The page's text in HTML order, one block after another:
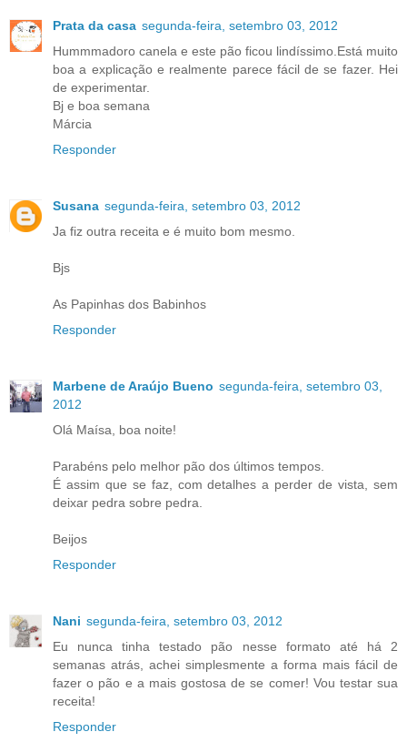
Prata da casa segunda-feira, setembro 03, 2012
Hummmadoro canela e este pão ficou lindíssimo.Está muito
boa a explicação e realmente parece fácil de se fazer. Hei
de experimentar.
Bj e boa semana
Márcia
Responder
Susana segunda-feira, setembro 03, 2012
Ja fiz outra receita e é muito bom mesmo.
Bjs
As Papinhas dos Babinhos
Responder
Marbene de Araújo Bueno segunda-feira, setembro 03,
2012
Olá Maísa, boa noite!
Parabéns pelo melhor pão dos últimos tempos.
É assim que se faz, com detalhes a perder de vista, sem
deixar pedra sobre pedra.
Beijos
Responder
Nani segunda-feira, setembro 03, 2012
Eu nunca tinha testado pão nesse formato até há 2
semanas atrás, achei simplesmente a forma mais fácil de
fazer o pão e a mais gostosa de se comer! Vou testar sua
receita!
Responder